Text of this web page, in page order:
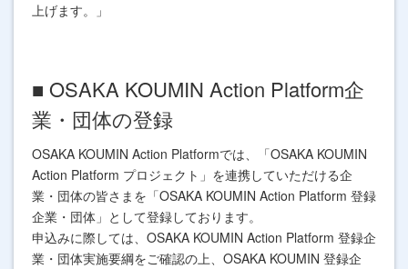
上げます。」
■ OSAKA KOUMIN Action Platform企
業・団体の登録
OSAKA KOUMIN Action Platformでは、「OSAKA KOUMIN
Action Platform プロジェクト」を連携していただける企
業・団体の皆さまを「OSAKA KOUMIN Action Platform 登録
企業・団体」として登録しております。
申込みに際しては、OSAKA KOUMIN Action Platform 登録企
業・団体実施要綱をご確認の上、OSAKA KOUMIN 登録企